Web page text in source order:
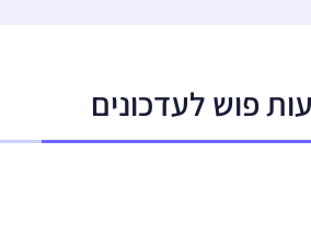
פוש לעדכונים